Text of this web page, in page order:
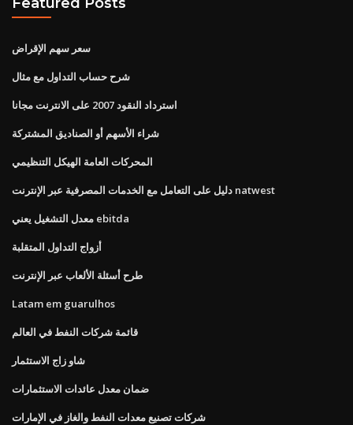
سعر سهم الإقراض
شرح حساب التداول مع مثال
استرداد النقود 2007 على الانترنت مجانا
شراء الأسهم أو الصناديق المشتركة
المحركات العامة الهيكل التنظيمي
دليل على التعامل مع الخدمات المصرفية عبر الإنترنت natwest
معدل التشغيل يعني ebitda
أزواج التداول المتقلبة
طرح أسئلة الألعاب عبر الإنترنت
Latam em guarulhos
قائمة شركات النفط في العالم
شاو زاج الاستثمار
ضمان معدل عائدات الاستثمارات
شركات تصنيع معدات النفط والغاز في الإمارات